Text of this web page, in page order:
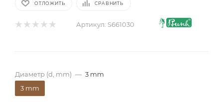
ОТЛОЖИТЬ СРАВНИТЬ
Артикул: S661030
Диаметр (d, mm) — 3 mm
3 mm